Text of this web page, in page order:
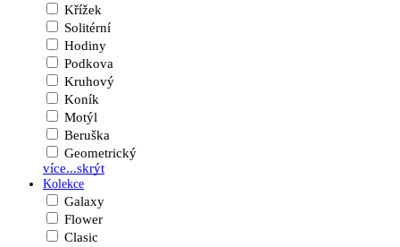
Křížek
Solitérní
Hodiny
Podkova
Kruhový
Koník
Motýl
Beruška
Geometrický
více...skrýt
Kolekce
Galaxy
Flower
Clasic